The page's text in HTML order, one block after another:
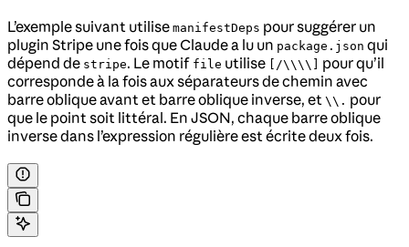
L’exemple suivant utilise manifestDeps pour suggérer un
plugin Stripe une fois que Claude a lu un package.json qui
dépend de stripe. Le motif file utilise [/\\\\] pour qu’il
corresponde à la fois aux séparateurs de chemin avec
barre oblique avant et barre oblique inverse, et \\. pour
que le point soit littéral. En JSON, chaque barre oblique
inverse dans l’expression régulière est écrite deux fois.